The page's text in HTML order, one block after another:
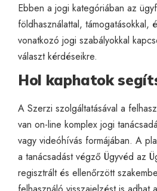
Ebben a jogi kategóriában az
földhasználattal, támogatásokkal,
vonatkozó jogi szabályokkal
választ kérdéseikre.
Hol kaphatok
A Szerzi szolgáltatásával a
van on-line komplex jogi
vagy videóhívás formájában. A
a tanácsadást végző Ügyvéd az
regisztrált és ellenőrzött